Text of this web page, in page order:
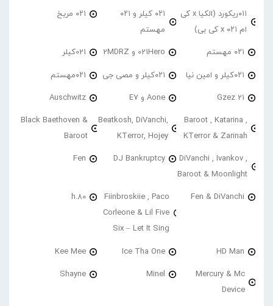
۰۱۱ریکورد (الکیا x کی
ام ۰۲۱ x کی بی)
۰۲۱ کیلر و ۰۲۱
مهستم
۰۲۱ مریخ
۰۲۱ مهستم 021Hero و 2MDRZ 021کیلر
۰۲۱کیلر و امین نیا ۰۲۱کیلر و مصی جی ۰۲۱مهستم
21 Gzez Aone و E7 Auschwitz
Baroot , Katarina ,
KTerror & Zarinah
Beatkosh, DiVanchi,
KTerror, Hojey
Black Baethoven &
Baroot
DiVanchi , Ivankov ,
Baroot & Moonlight
DJ Bankruptcy
Fen
Fen & DiVanchi
Fiinbroskiie , Paco
Corleone & Lil Five
Six – Let It Sing
h.80
HD Man
Ice Tha One
Kee Mee
Mercury & Mc
Device
Minel
Shayne